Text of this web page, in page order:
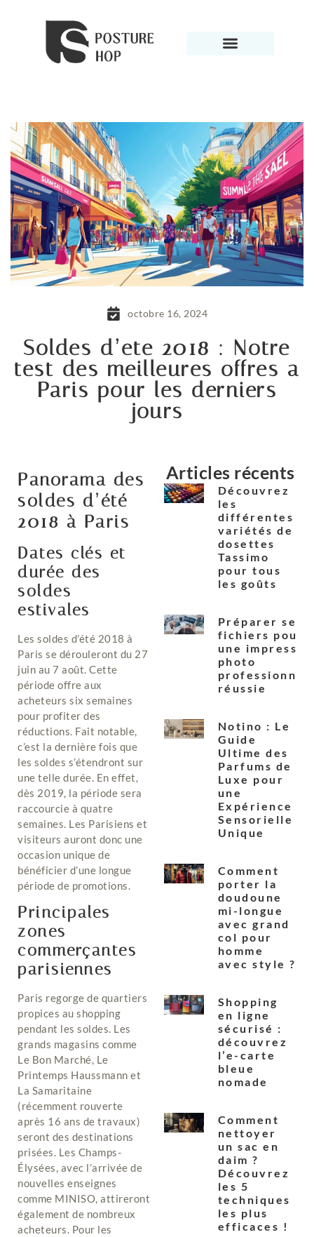
octobre 16, 2024
Soldes d’ete 2018 : Notre
test des meilleures offres a
Paris pour les derniers
jours
Panorama des
soldes d’été
2018 à Paris
Dates clés et
durée des
soldes
estivales
Les soldes d’été 2018 à
Paris se dérouleront du 27
juin au 7 août. Cette
période offre aux
acheteurs six semaines
pour profiter des
réductions. Fait notable,
c’est la dernière fois que
les soldes s’étendront sur
une telle durée. En effet,
dès 2019, la période sera
raccourcie à quatre
semaines. Les Parisiens et
visiteurs auront donc une
occasion unique de
bénéficier d’une longue
période de promotions.
Principales
zones
commerçantes
parisiennes
Paris regorge de quartiers
propices au shopping
pendant les soldes. Les
grands magasins comme
Le Bon Marché, Le
Printemps Haussmann et
La Samaritaine
(récemment rouverte
après 16 ans de travaux)
seront des destinations
prisées. Les Champs-
Élysées, avec l’arrivée de
nouvelles enseignes
comme MINISO, attireront
également de nombreux
acheteurs. Pour les
Articles récents
Découvrez
les
différentes
variétés de
dosettes
Tassimo
pour tous
les goûts
Préparer ses
fichiers pour
une
photo
réussie
Notino : Le
Guide
Ultime des
Parfums de
Luxe pour
une
Expérience
Sensorielle
Unique
Comment
porter la
doudoune
mi-longue
avec grand
col pour
homme
avec style ?
Shopping
en ligne
sécurisé :
découvrez
l’e-carte
bleue
nomade
Comment
nettoyer
un sac en
daim ?
Découvrez
les 5
techniques
les plus
efficaces !